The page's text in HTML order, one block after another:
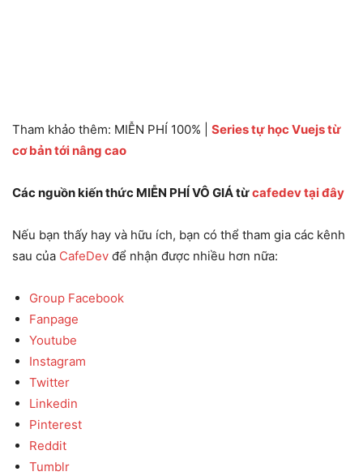
Tham khảo thêm: MIỄN PHÍ 100% | Series tự học Vuejs từ
cơ bản tới nâng cao
Các nguồn kiến thức MIỄN PHÍ VÔ GIÁ từcafedev tại đây
Nếu bạn thấy hay và hữu ích, bạn có thể tham gia các kênh
sau của CafeDev để nhận được nhiều hơn nữa:
Group Facebook
Fanpage
Youtube
Instagram
Twitter
Linkedin
Pinterest
Reddit
Tumblr